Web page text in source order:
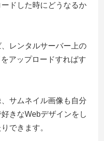
ドした時にどうなるか
レンタルサーバー上の
アップロードすればす
サムネイル画像も自分
きなWebデザインをし
できます。